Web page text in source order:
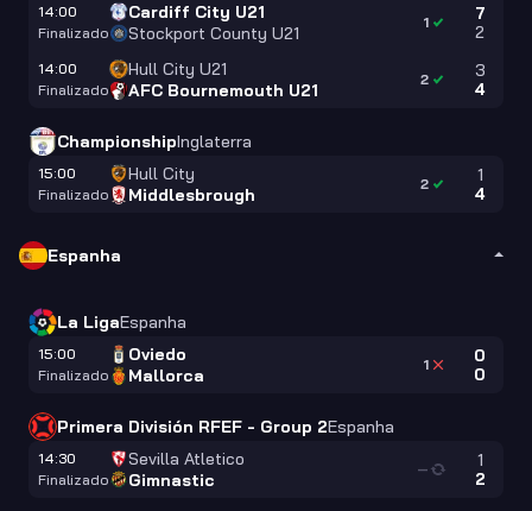
14:00
Finalizado
Cardiff City U21
Stockport County U21
7
2
1
14:00
Finalizado
Hull City U21
AFC Bournemouth U21
3
4
2
ChampionshipInglaterra
15:00
Finalizado
Hull City
Middlesbrough
1
4
2
Espanha
La LigaEspanha
15:00
Finalizado
Oviedo
Mallorca
0
0
1
Primera División RFEF - Group 2Espanha
14:30
Finalizado
Sevilla Atletico
Gimnastic
1
2
—